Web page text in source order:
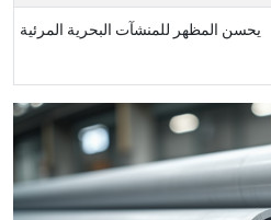
يحسن المظهر للمنشآت البحرية المرئية